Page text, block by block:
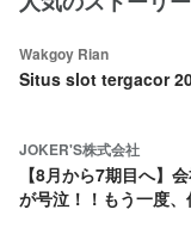
Wakgoy Rian
Situs slot tergacor
JOKER'S株式会社
【8月から7期目へ】
が号泣！！もう一度